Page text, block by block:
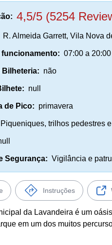
4,5/5 (5254
R. Almeida Garrett, Vila Nova
funcionamento: 07:00 a 20:00
não
null
de Pico: primavera
Piqueniques, trilhos pedestres
Segurança: Vigilância e
Instruções
da Lavandeira é um
em um dos muitos